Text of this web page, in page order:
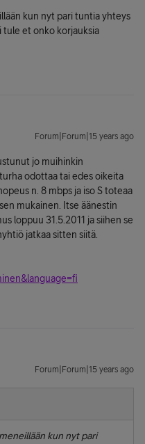
kun nyt pari tuntia yhteys
tule et onko korjauksia
Forum|Forum|15 years ago
jo muihinkin
odottaa tai edes oikeita
n. 8 mbps ja iso S toteaa
mukainen. Itse äänestin
loppuu 31.5.2011 ja siihen se
jatkaa sitten siitä.
Forum|Forum|15 years ago
kun nyt pari